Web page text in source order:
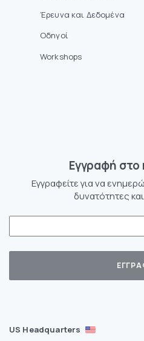
Έρευνα και Δεδομένα
Οδηγοί
Workshops
Eγγραφή
Εγγραφείτε για να
δυνατότητες
US Headquarters